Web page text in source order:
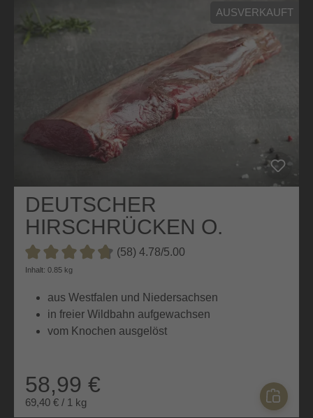
AUSVERKAUFT
DEUTSCHER
HIRSCHRÜCKEN O.
KNOCHEN
Durchschnittliche Bewertung von 4.7 von 5 Sternen
(58) 4.78/5.00
Inhalt: 0.85 kg
aus Westfalen und Niedersachsen
in freier Wildbahn aufgewachsen
vom Knochen ausgelöst
58,99 €
69,40 € / 1 kg